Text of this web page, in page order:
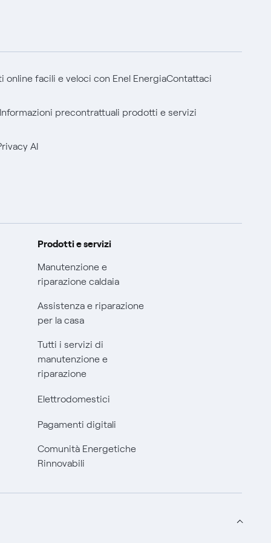
online facili e veloci con Enel EnergiaContattaci
Informazioni precontrattuali prodotti e servizi
AI
Prodotti e servizi
Manutenzione e
riparazione caldaia
Assistenza e riparazione
per la casa
Tutti i servizi di
manutenzione e
riparazione
Elettrodomestici
Pagamenti digitali
Comunità Energetiche
Rinnovabili